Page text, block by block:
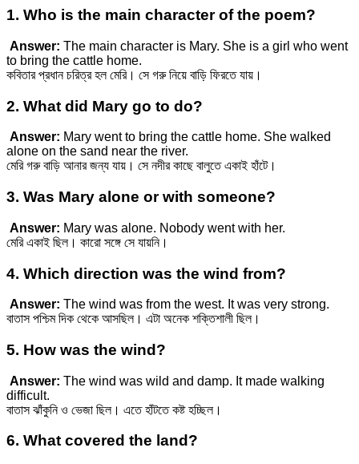
1. Who is the main character of the poem?
Answer: The main character is Mary. She is a girl who went
to bring the cattle home.
কবিতার প্রধান চরিত্র হল মেরি। সে গরু নিয়ে বাড়ি ফিরতে যায়।
2. What did Mary go to do?
Answer: Mary went to bring the cattle home. She walked
alone on the sand near the river.
মেরি গরু বাড়ি আনার জন্য যায়। সে নদীর কাছে বালুতে একাই হাঁটে।
3. Was Mary alone or with someone?
Answer: Mary was alone. Nobody went with her.
মেরি একাই ছিল। কারো সঙ্গে সে যায়নি।
4. Which direction was the wind from?
Answer: The wind was from the west. It was very strong.
বাতাস পশ্চিম দিক থেকে আসছিল। এটা অনেক শক্তিশালী ছিল।
5. How was the wind?
Answer: The wind was wild and damp. It made walking
difficult.
বাতাস ঝাঁকুনি ও ভেজা ছিল। এতে হাঁটতে কষ্ট হচ্ছিল।
6. What covered the land?